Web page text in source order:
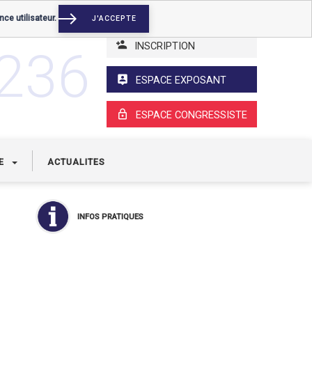
INSCRIPTION
ESPACE EXPOSANT
ESPACE CONGRESSISTE
ACTUALITES
INFOS PRATIQUES
utilisateur. J'ACCEPTE